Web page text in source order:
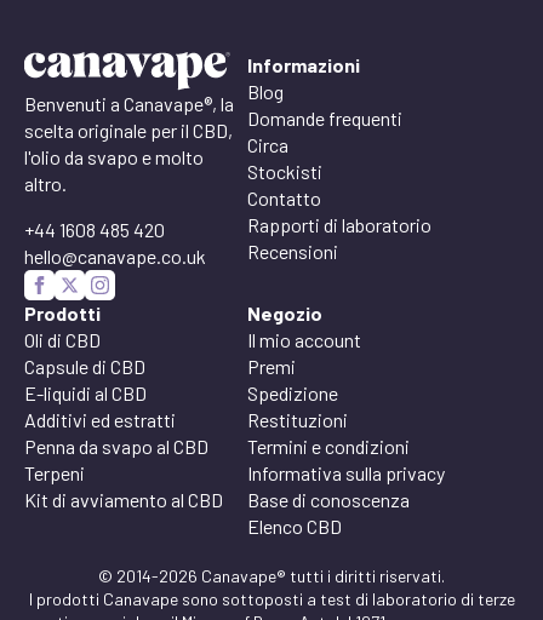
Benvenuti a Canavape®, la
scelta originale per il CBD,
l'olio da svapo e molto
altro.
+44 1608 485 420
hello@canavape.co.uk
Informazioni
Blog
Domande frequenti
Circa
Stockisti
Contatto
Rapporti di laboratorio
Recensioni
Prodotti
Oli di CBD
Capsule di CBD
E-liquidi al CBD
Additivi ed estratti
Penna da svapo al CBD
Terpeni
Kit di avviamento al CBD
Negozio
Il mio account
Premi
Spedizione
Restituzioni
Termini e condizioni
Informativa sulla privacy
Base di conoscenza
Elenco CBD
© 2014-2026 Canavape® tutti i diritti riservati.
I prodotti Canavape sono sottoposti a test di laboratorio di terze